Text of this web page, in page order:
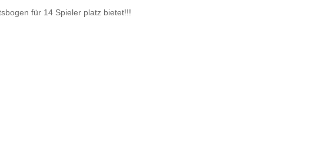
für 14 Spieler platz bietet!!!